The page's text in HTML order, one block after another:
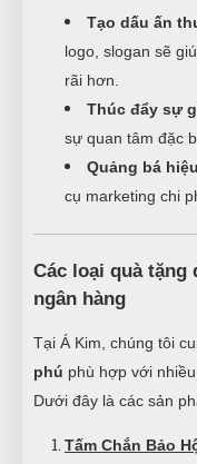
Tạo dấu ấn
logo, slogan sẽ
rãi hơn.
Thúc đẩy sự
sự quan tâm đặc
Quảng bá
cụ marketing chi
Các loại quà tặng
ngân hàng
Tại Á Kim, chúng tôi
phú phù hợp với
Dưới đây là các sản
Tấm Chắn Bảo